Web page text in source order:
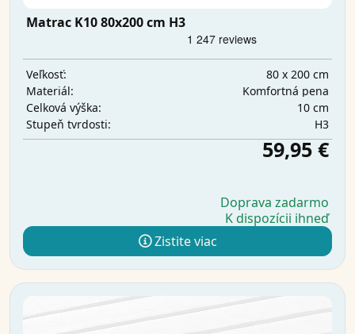
Matrac K10 80x200 cm H3
Veľkosť:
80 x 200 cm
Materiál:
Komfortná pena
Celková výška:
10 cm
Stupeň tvrdosti:
H3
59,95 €
Doprava zadarmo
K dispozícii ihneď
Zistite viac